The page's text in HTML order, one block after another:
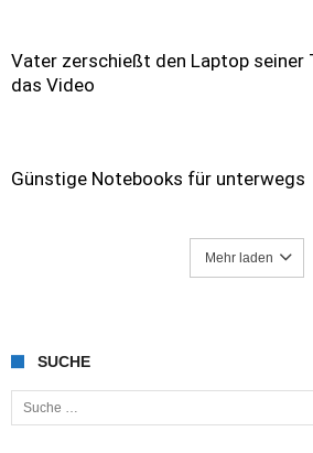
Vater zerschießt den Laptop
das Video
Günstige Notebooks für unterwegs
Mehr laden
SUCHE
Suche nach: